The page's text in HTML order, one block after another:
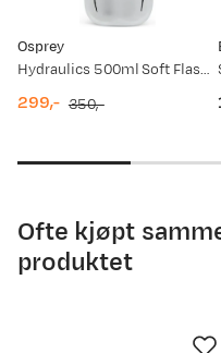
07.04.2026
07.03.2026
05.02.2026
05.01.2026
08.08.2025
Osprey
Hydraulics 500ml Soft Flask Not Applicable
299,- 350,-
Ofte kjøpt
produktet